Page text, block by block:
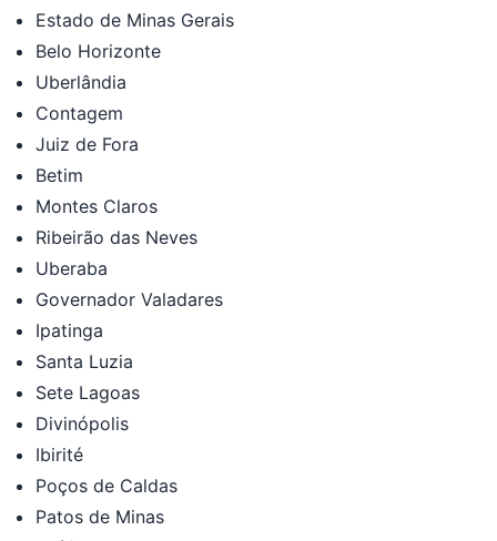
Estado de Minas Gerais
Belo Horizonte
Uberlândia
Contagem
Juiz de Fora
Betim
Montes Claros
Ribeirão das Neves
Uberaba
Governador Valadares
Ipatinga
Santa Luzia
Sete Lagoas
Divinópolis
Ibirité
Poços de Caldas
Patos de Minas